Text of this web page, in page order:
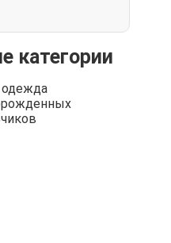
категории
одежда